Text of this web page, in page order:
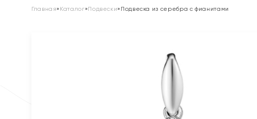
Главная» Каталог»Подвески» Подвеска из серебра с фианитами